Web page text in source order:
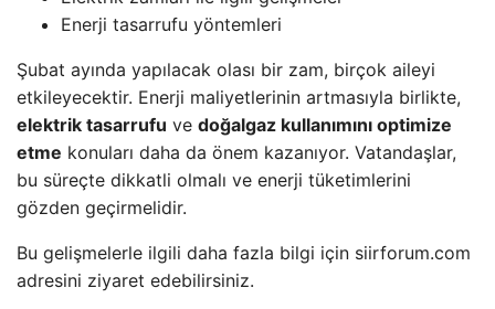
Enerji tasarrufu yöntemleri
Şubat ayında yapılacak olası bir zam, birçok aileyi
etkileyecektir. Enerji maliyetlerinin artmasıyla birlikte,
elektrik tasarrufu ve doğalgaz kullanımını optimize
etme konuları daha da önem kazanıyor. Vatandaşlar,
bu süreçte dikkatli olmalı ve enerji tüketimlerini
gözden geçirmelidir.
Bu gelişmelerle ilgili daha fazla bilgi için siirforum.com
adresini ziyaret edebilirsiniz.